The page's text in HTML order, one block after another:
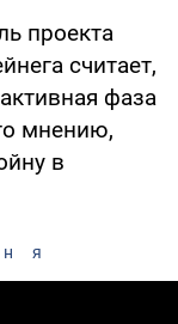
проекта
считает,
фаза
мнению,
в